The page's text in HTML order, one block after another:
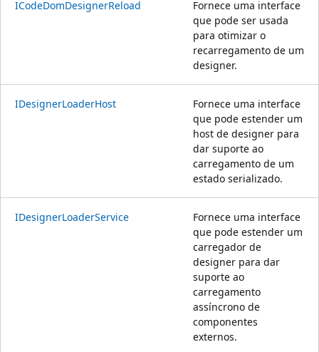
ICodeDomDesignerReload
Fornece uma interface
que pode ser usada
para otimizar o
recarregamento de um
designer.
IDesignerLoaderHost
Fornece uma interface
que pode estender um
host de designer para
dar suporte ao
carregamento de um
estado serializado.
IDesignerLoaderService
Fornece uma interface
que pode estender um
carregador de
designer para dar
suporte ao
carregamento
assíncrono de
componentes
externos.